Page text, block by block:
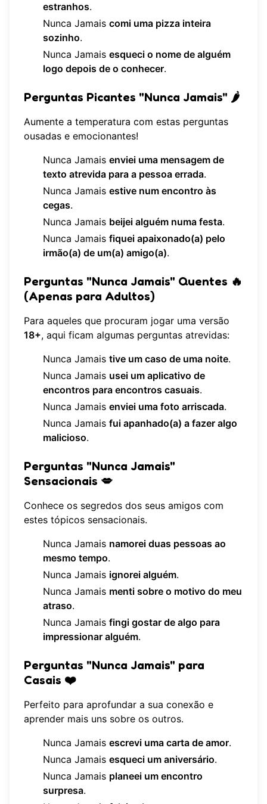
estranhos.
Nunca Jamais comi uma pizza inteira
sozinho.
Nunca Jamais esqueci o nome de alguém
logo depois de o conhecer.
Perguntas Picantes "Nunca Jamais" 🌶️
Aumente a temperatura com estas perguntas
ousadas e emocionantes!
Nunca Jamais enviei uma mensagem de
texto atrevida para a pessoa errada.
Nunca Jamais estive num encontro às
cegas.
Nunca Jamais beijei alguém numa festa.
Nunca Jamais fiquei apaixonado(a) pelo
irmão(a) de um(a) amigo(a).
Perguntas "Nunca Jamais" Quentes 🔥
(Apenas para Adultos)
Para aqueles que procuram jogar uma versão
18+, aqui ficam algumas perguntas atrevidas:
Nunca Jamais tive um caso de uma noite.
Nunca Jamais usei um aplicativo de
encontros para encontros casuais.
Nunca Jamais enviei uma foto arriscada.
Nunca Jamais fui apanhado(a) a fazer algo
malicioso.
Perguntas "Nunca Jamais"
Sensacionais 💋
Conhece os segredos dos seus amigos com
estes tópicos sensacionais.
Nunca Jamais namorei duas pessoas ao
mesmo tempo.
Nunca Jamais ignorei alguém.
Nunca Jamais menti sobre o motivo do meu
atraso.
Nunca Jamais fingi gostar de algo para
impressionar alguém.
Perguntas "Nunca Jamais" para
Casais ❤️
Perfeito para aprofundar a sua conexão e
aprender mais uns sobre os outros.
Nunca Jamais escrevi uma carta de amor.
Nunca Jamais esqueci um aniversário.
Nunca Jamais planeei um encontro
surpresa.